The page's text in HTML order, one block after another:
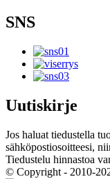
SNS
Uutiskirje
Jos haluat tiedustella
sähköpostiosoitteesi,
Tiedustelu hinnastoa
© Copyright - 2010-